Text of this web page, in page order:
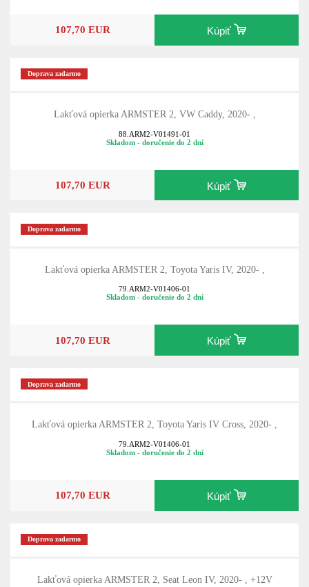
107,70 EUR Kúpiť
Doprava zadarmo
Lakťová opierka ARMSTER 2, VW Caddy, 2020- ,
88.ARM2-V01491-01
Skladom - doručenie do 2 dní
107,70 EUR Kúpiť
Doprava zadarmo
Lakťová opierka ARMSTER 2, Toyota Yaris IV, 2020- ,
79.ARM2-V01406-01
Skladom - doručenie do 2 dní
107,70 EUR Kúpiť
Doprava zadarmo
Lakťová opierka ARMSTER 2, Toyota Yaris IV Cross, 2020- ,
79.ARM2-V01406-01
Skladom - doručenie do 2 dní
107,70 EUR Kúpiť
Doprava zadarmo
Lakťová opierka ARMSTER 2, Seat Leon IV, 2020- , +12V